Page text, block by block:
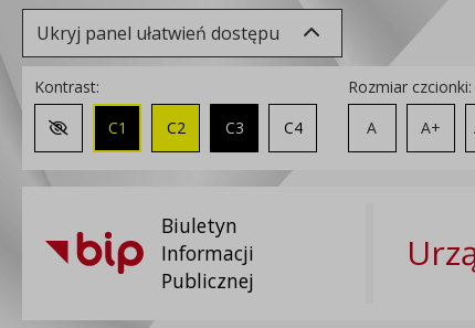
Ukryj panel ułatwień dostępu
Kontrast:
Zmień kontrast na domyślny
C1 C2 C3 C4
Rozmiar czcionki:
A
A+
Biuletyn
Informacji
Publicznej